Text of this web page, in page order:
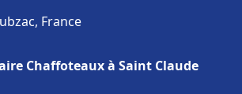
France
Chaffoteaux à Saint Claude